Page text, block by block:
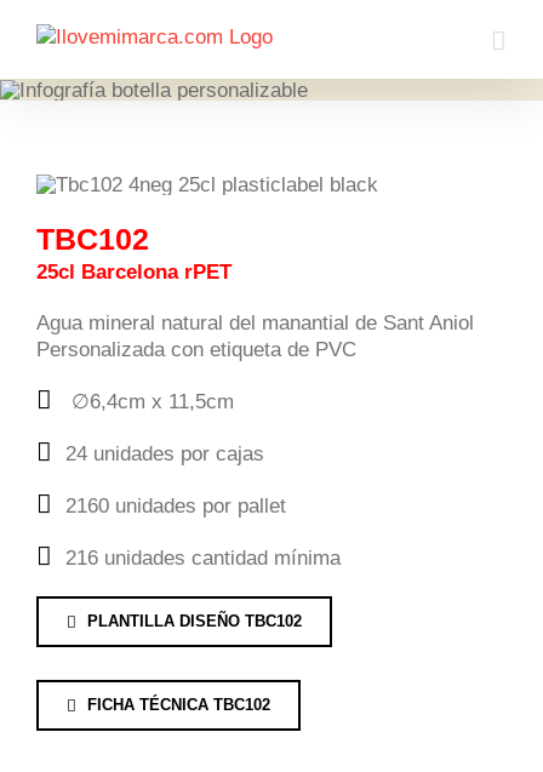
TBC102
25cl Barcelona rPET
Agua mineral natural del manantial de Sant Aniol
Personalizada con etiqueta de PVC
∅6,4cm x 11,5cm
24 unidades por cajas
2160 unidades por pallet
216 unidades cantidad mínima
PLANTILLA DISEÑO TBC102
FICHA TÉCNICA TBC102